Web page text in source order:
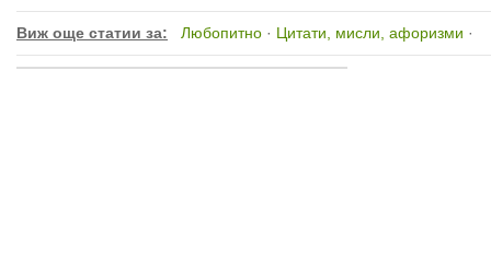
Виж още статии за: Любопитно · Цитати, мисли, афоризми ·